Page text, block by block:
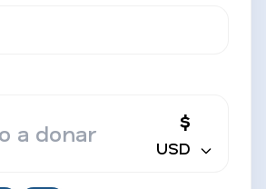
$
USD